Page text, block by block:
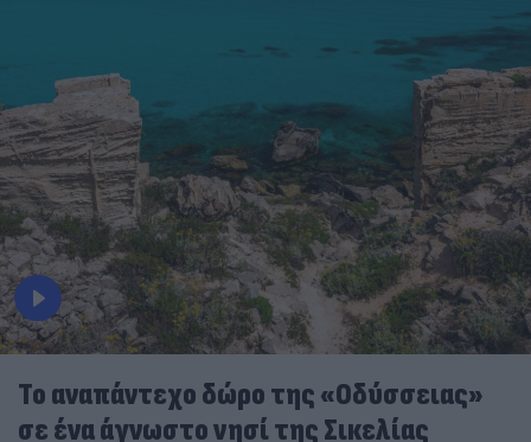
To αναπάντεχο δώρο της «Οδύσσειας»
σε ένα άγνωστο νησί της Σικελίας